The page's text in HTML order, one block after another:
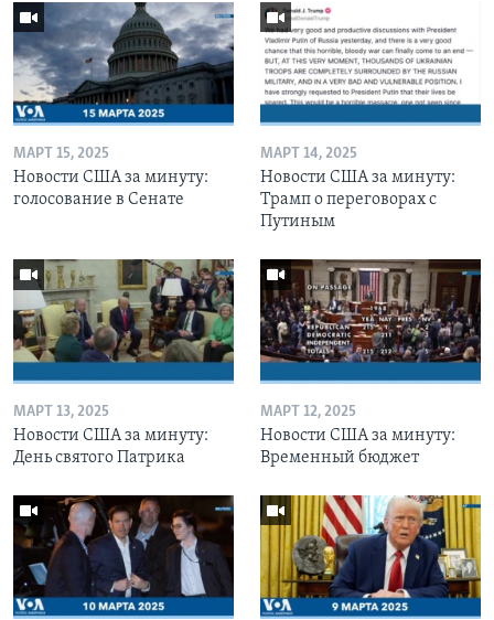
МАРТ 15, 2025
Новости США за минуту:
голосование в Сенате
МАРТ 14, 2025
Новости США за минуту:
Трамп о переговорах с
Путиным
МАРТ 13, 2025
Новости США за минуту:
День святого Патрика
МАРТ 12, 2025
Новости США за минуту:
Временный бюджет